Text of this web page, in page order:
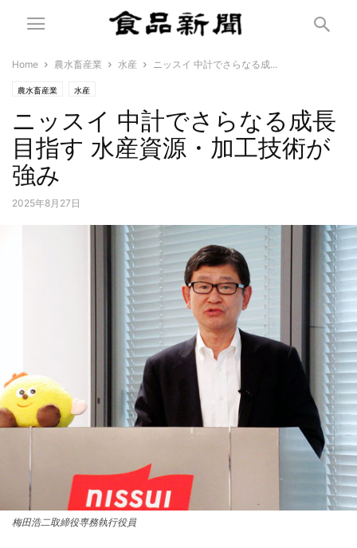
Home 農水畜産業 水産 ニッスイ 中計でさらなる成...
農水畜産業 水産
ニッスイ 中計でさらなる成長
目指す 水産資源・加工技術が
強み
2025年8月27日
梅田浩二取締役専務執行役員